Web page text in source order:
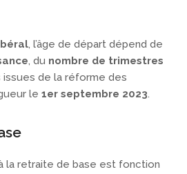
, l’âge de départ dépend de
, du nombre de trimestres
de la réforme des
le1er septembre 2023.
la retraite de base est fonction